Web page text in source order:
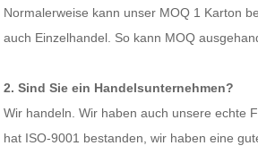
Normalerweise kann unser MOQ 1 Karton
auch Einzelhandel. So kann MOQ
2. Sind Sie ein Handelsunternehmen?
Wir handeln. Wir haben auch unsere echte
hat ISO-9001 bestanden, wir haben eine